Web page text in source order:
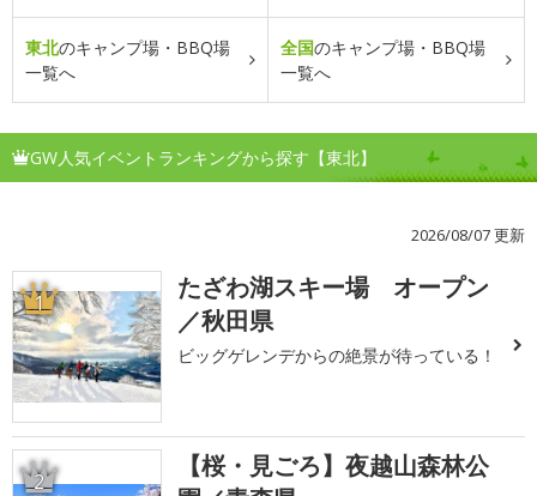
東北のキャンプ場・BBQ場
一覧へ
全国のキャンプ場・BBQ場
一覧へ
GW人気イベントランキングから探す【東北】
2026/08/07 更新
1
たざわ湖スキー場 オープン
／秋田県
ビッグゲレンデからの絶景が待っている！
2
【桜・見ごろ】夜越山森林公